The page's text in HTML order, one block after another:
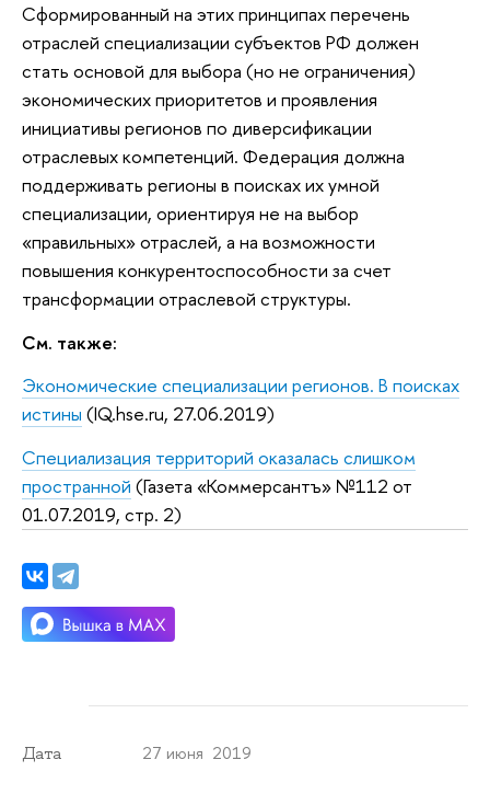
Сформированный на этих принципах перечень
отраслей специализации субъектов РФ должен
стать основой для выбора (но не ограничения)
экономических приоритетов и проявления
инициативы регионов по диверсификации
отраслевых компетенций. Федерация должна
поддерживать регионы в поисках их умной
специализации, ориентируя не на выбор
«правильных» отраслей, а на возможности
повышения конкурентоспособности за счет
трансформации отраслевой структуры.
См. также:
Экономические специализации регионов. В поисках
истины (IQ.hse.ru, 27.06.2019)
Специализация территорий оказалась слишком
пространной (Газета «Коммерсантъ» №112 от
01.07.2019, стр. 2)
Дата 27 июня 2019